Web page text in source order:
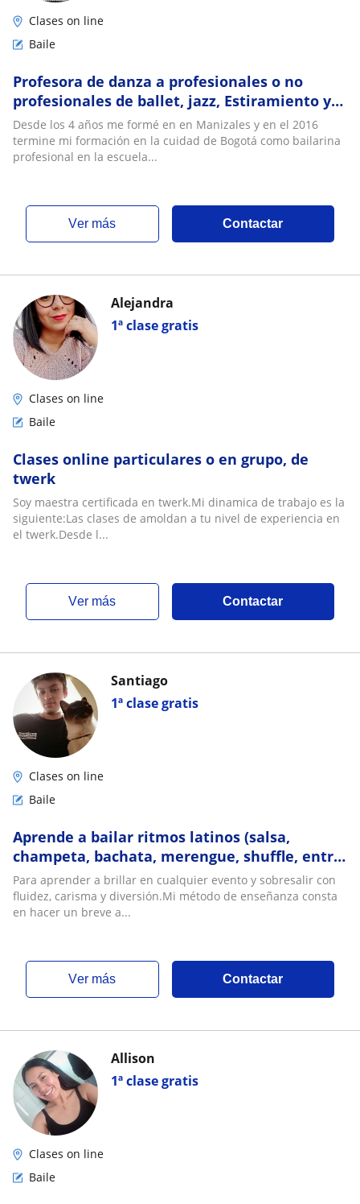
Clases on line
Baile
Profesora de danza a profesionales o no
profesionales de ballet, jazz, Estiramiento y
Fortalecimiento. A todo tipo de persona
Desde los 4 años me formé en en Manizales y en el 2016
termine mi formación en la cuidad de Bogotá como bailarina
profesional en la escuela...
ver más Contactar
1ª clase gratis
Alejandra
Clases on line
Baile
Clases online particulares o en grupo, de
twerk
Soy maestra certificada en twerk.Mi dinamica de trabajo es la
siguiente:Las clases de amoldan a tu nivel de experiencia en
el twerk.Desde l...
ver más Contactar
1ª clase gratis
Santiago
Clases on line
Baile
Aprende a bailar ritmos latinos (salsa,
champeta, bachata, merengue, shuffle, entre
otros)
Para aprender a brillar en cualquier evento y sobresalir con
fluidez, carisma y diversión.Mi método de enseñanza consta
en hacer un breve a...
ver más Contactar
1ª clase gratis
Allison
Clases on line
Baile